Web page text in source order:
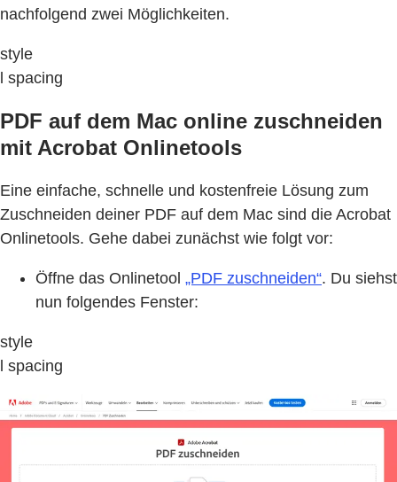
nachfolgend zwei Möglichkeiten.
style
l spacing
PDF auf dem Mac online zuschneiden
mit Acrobat Onlinetools
Eine einfache, schnelle und kostenfreie Lösung zum
Zuschneiden deiner PDF auf dem Mac sind die Acrobat
Onlinetools. Gehe dabei zunächst wie folgt vor:
Öffne das Onlinetool „PDF zuschneiden“. Du siehst
nun folgendes Fenster:
style
l spacing